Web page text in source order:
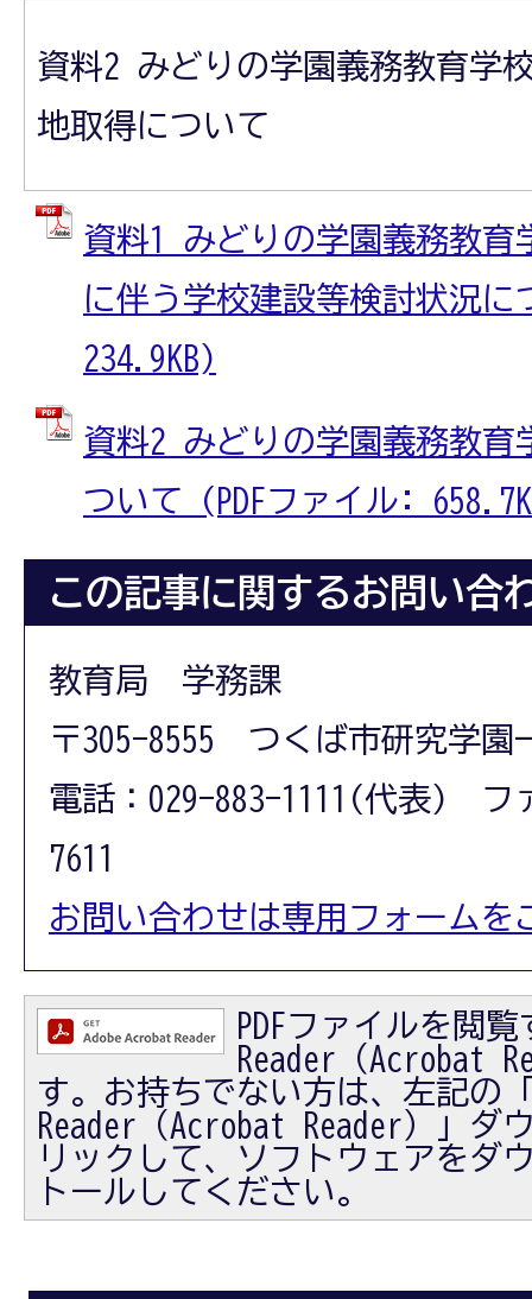
資料2 みどりの学園義務教育学
地取得について
資料1 みどりの学園義務教育
に伴う学校建設等検討状況
234.9KB)
資料2 みどりの学園義務教育
ついて (PDFファイル:
この記事に関するお問い合
教育局 学務課
〒305-8555 つくば市研究学園
電話：029-883-1111(代表) フ
7611
お問い合わせは専用フォームを
PDFファイルを閲
Reader（Acrobat
す。お持ちでない方は、左記の
Reader（Acrobat Reader）」ダ
リックして、ソフトウェアをダ
トールしてください。